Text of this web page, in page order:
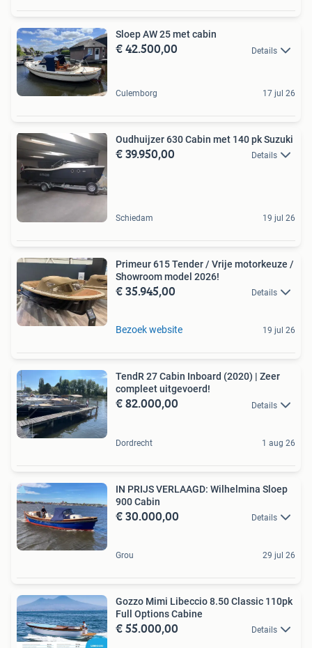
Sloep AW 25 met cabin
€ 42.500,00 Details
Culemborg 17 jul 26
Oudhuijzer 630 Cabin met 140 pk Suzuki
€ 39.950,00 Details
Schiedam 19 jul 26
Primeur 615 Tender / Vrije motorkeuze /
Showroom model 2026!
€ 35.945,00 Details
Bezoek website 19 jul 26
TendR 27 Cabin Inboard (2020) | Zeer
compleet uitgevoerd!
€ 82.000,00 Details
Dordrecht 1 aug 26
IN PRIJS VERLAAGD: Wilhelmina Sloep
900 Cabin
€ 30.000,00 Details
Grou 29 jul 26
Gozzo Mimi Libeccio 8.50 Classic 110pk
Full Options Cabine
€ 55.000,00 Details